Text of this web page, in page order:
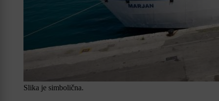
Slika je simbolična.